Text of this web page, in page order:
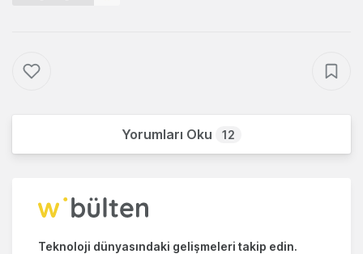
Yorumları Oku 12
Teknoloji dünyasındaki gelişmeleri takip edin.